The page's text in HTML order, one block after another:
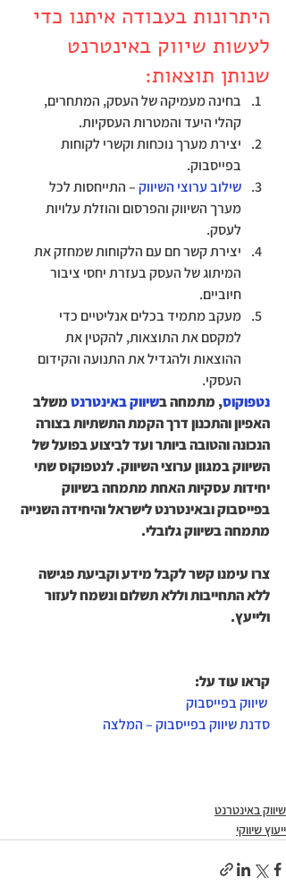
היתרונות בעבודה איתנו כדי
לעשות שיווק באינטרנט
שנותן תוצאות:
בחינה מעמיקה של העסק, המתחרים,
קהלי היעד והמטרות העסקיות.
יצירת מערך נוכחות וקשרי לקוחות
בפייסבוק.
שילוב ערוצי השיווק – התייחסות לכל
מערך השיווק והפרסום והוזלת עלויות
לעסק.
יצירת קשר חם עם הלקוחות שמחזק את
המיתוג של העסק בעזרת יחסי ציבור
חיוביים.
מעקב מתמיד בכלים אנליטיים כדי
למקסם את התוצאות, להקטין את
ההוצאות ולהגדיל את התנועה והקידום
העסקי.
נטפוקוס, מתמחה בשיווק באינטרנט משלב
האפיון והתכנון דרך הקמת התשתיות בצורה
הנכונה והטובה ביותר ועד לביצוע בפועל של
השיווק במגוון ערוצי השיווק. לנטפוקוס שתי
יחידות עסקיות האחת מתמחה בשיווק
בפייסבוק ובאינטרנט לישראל והיחידה השנייה
מתמחה בשיווק גלובלי.
צרו עימנו קשר לקבל מידע וקביעת פגישה
ללא התחייבות וללא תשלום ונשמח לעזור
ולייעץ.
קראו עוד על:
סדנת שיווק בפייסבוק – המלצה
שיווק באינטרנט
ייעוץ שיווקי